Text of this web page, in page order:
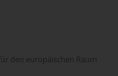
den europäischen Raum